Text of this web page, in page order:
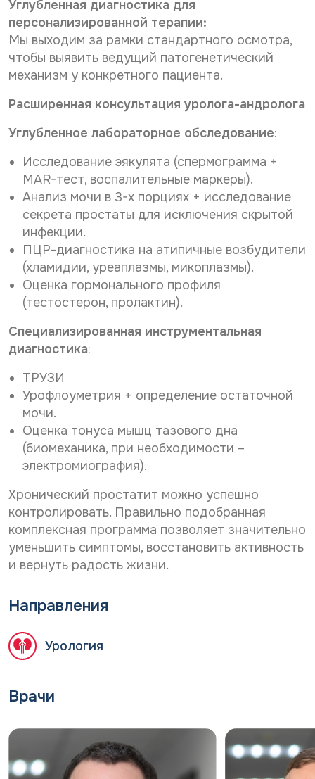
Углубленная диагностика для
персонализированной терапии:
Мы выходим за рамки стандартного осмотра,
чтобы выявить ведущий патогенетический
механизм у конкретного пациента.
Расширенная консультация уролога-андролога
Углубленное лабораторное обследование:
Исследование эякулята (спермограмма +
MAR-тест, воспалительные маркеры).
Анализ мочи в 3-х порциях + исследование
секрета простаты для исключения скрытой
инфекции.
ПЦР-диагностика на атипичные возбудители
(хламидии, уреаплазмы, микоплазмы).
Оценка гормонального профиля
(тестостерон, пролактин).
Специализированная инструментальная
диагностика:
ТРУЗИ
Урофлоуметрия + определение остаточной
мочи.
Оценка тонуса мышц тазового дна
(биомеханика, при необходимости –
электромиография).
Хронический простатит можно успешно
контролировать. Правильно подобранная
комплексная программа позволяет значительно
уменьшить симптомы, восстановить активность
и вернуть радость жизни.
Направления
Урология
Врачи